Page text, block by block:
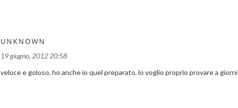
UNKNOWN
19 giugno, 2012 20:58
veloce e goloso, ho anche io quel preparato, lo voglio proprio provare a giorni